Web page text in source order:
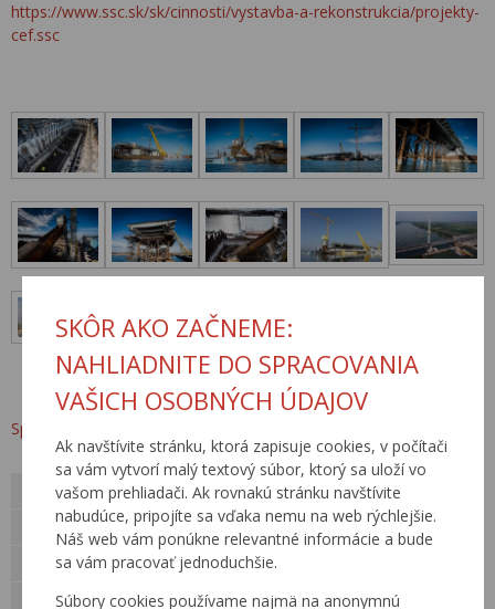
SKÔR AKO ZAČNEME:
NAHLIADNITE DO SPRACOVANIA
VAŠICH OSOBNÝCH ÚDAJOV
Ak navštívite stránku, ktorá zapisuje cookies, v počítači
sa vám vytvorí malý textový súbor, ktorý sa uloží vo
vašom prehliadači. Ak rovnakú stránku navštívite
nabudúce, pripojíte sa vďaka nemu na web rýchlejšie.
Náš web vám ponúkne relevantné informácie a bude
sa vám pracovať jednoduchšie.
Súbory cookies používame najmä na anonymnú
https://www.ssc.sk/sk/cinnosti/vystavba-a-rekonstrukcia/projekty-
cef.ssc
Späť na Novinky
O nás
Verejné obstarávanie
Kariéra
Pre verejnosť